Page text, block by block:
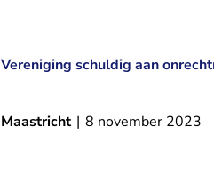
Vereniging schuldig aan
Maastricht | 8 november 2023